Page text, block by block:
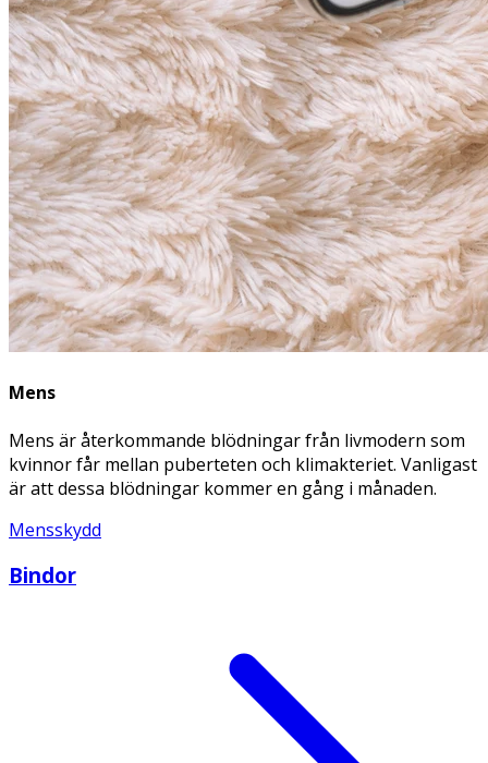
Mens
Mens är återkommande blödningar från livmodern som
kvinnor får mellan puberteten och klimakteriet. Vanligast
är att dessa blödningar kommer en gång i månaden.
Mensskydd
Bindor